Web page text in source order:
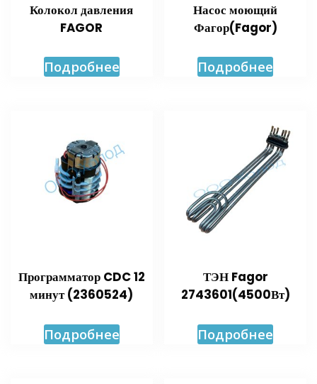
Колокол давления
FAGOR
Подробнее
Насос моющий
Фагор(Fagor)
Подробнее
Программатор CDC 12
минут (2360524)
Подробнее
ТЭН Fagor
2743601(4500Вт)
Подробнее